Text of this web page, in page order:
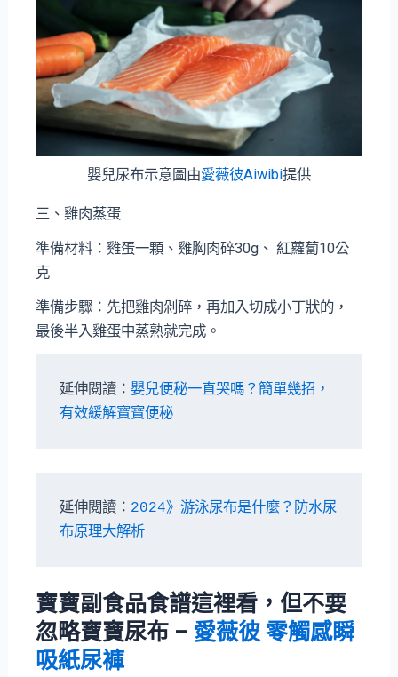
嬰兒尿布示意圖由愛薇彼Aiwibi提供
三、雞肉蒸蛋
準備材料：雞蛋一顆、雞胸肉碎30g、 紅蘿蔔10公
克
準備步驟：先把雞肉剁碎，再加入切成小丁狀的，
最後半入雞蛋中蒸熟就完成。
延伸閱讀： 嬰兒便秘一直哭嗎？簡單幾招，
有效緩解寶寶便秘
延伸閱讀： 2024》游泳尿布是什麼？防水尿
布原理大解析
寶寶副食品食譜這裡看，但不要
忽略寶寶尿布 – 愛薇彼 零觸感瞬
吸紙尿褲